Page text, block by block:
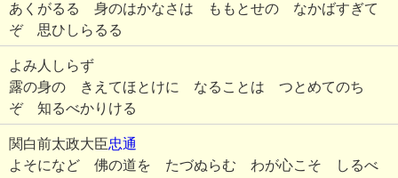
あくがるる 身のはかなさは ももとせの なかばすぎて
ぞ 思ひしらるる
よみ人しらず
露の身の きえてほとけに なることは つとめてのち
ぞ 知るべかりける
関白前太政大臣忠通
よそになど 佛の道を たづぬらむ わが心こそ しるべ